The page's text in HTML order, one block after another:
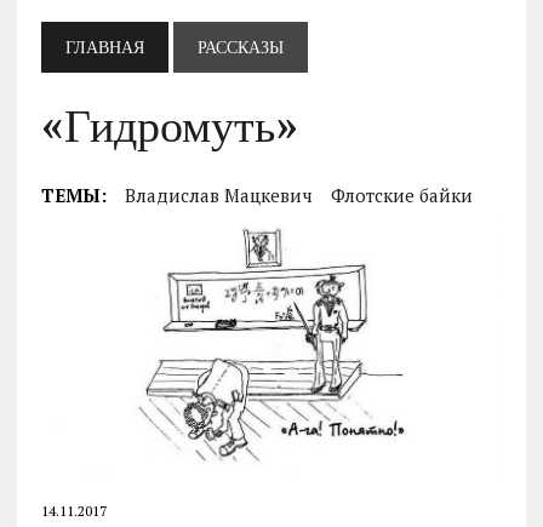
ГЛАВНАЯ РАССКАЗЫ
«Гидромуть»
ТЕМЫ: Владислав Мацкевич Флотские байки
14.11.2017